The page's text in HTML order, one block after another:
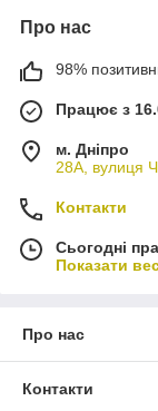
Про нас
98%
Працює з
м. Дніпро
28А, вулиця
Контакти
Сьогодні
Показати
Про нас
Контакти